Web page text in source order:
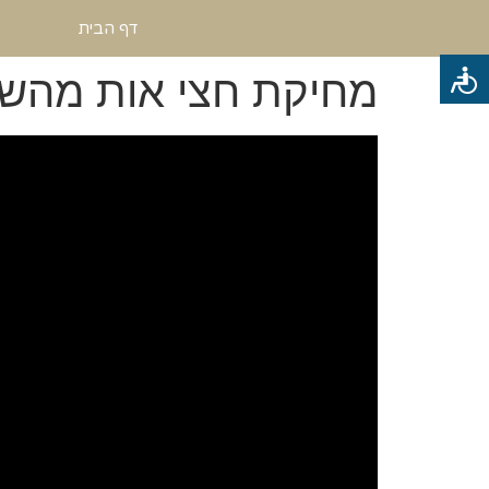
דף הבית
מחיקת חצי אות